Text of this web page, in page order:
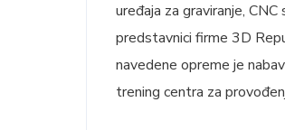
uređaja za graviranje,
predstavnici firme 3D
navedene opreme je
trening centra za